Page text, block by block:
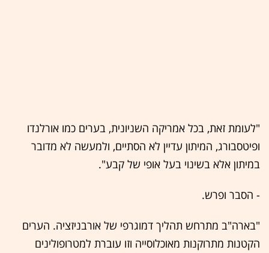
"לעומת זאת, בכל אמריקה השניונית, בערים כמו אורלנדו
ופיטסבורג, המיתון עדיין לא הסתיים, ולמעשה לא מדובר
במיתון אלא בשינוי בעל אופי של קבע".
- הסבר ופרש.
"בארה"ב מתרחש תהליך דמוגרפי של אורבניזציה. הערים
הקטנות מתרוקנות מאוכלוסייה וזו עוברת למטרופולינים